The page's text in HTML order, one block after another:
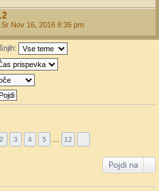
Sr Nov 16, 2016 8:35 pm
2 3 4 5 12
Pojdi na